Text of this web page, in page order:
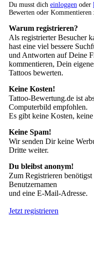
Du musst dich einloggen oder
Bewerten oder Kommentieren
Warum registrieren?
Als registrierter Besucher
hast eine viel bessere
und Antworten auf Deine
kommentieren, Dein
Tattoos bewerten.
Keine Kosten!
Tattoo-Bewertung.de ist
Computerbild empfohlen.
Es gibt keine Kosten,
Keine Spam!
Wir senden Dir keine
Dritte weiter.
Du bleibst anonym!
Zum Registrieren
Benutzernamen
und eine E-Mail-Adresse.
Jetzt registrieren